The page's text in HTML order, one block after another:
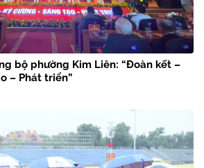
bộ phường Kim Liên: “Đoàn kết –
– Phát triển”